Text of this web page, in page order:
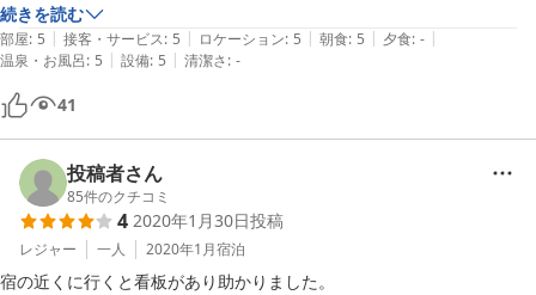
本当に良くしていただいて感謝しかございません。初めての静岡の旅で
したがとてもいい思い出になりました。
ありがとうございました。また来たいです(^-^)v
続きを読む
部屋: 5 | 接客・サービス: 5 | ロケーション: 5 | 朝食: 5 | 夕食: - |
温泉・お風呂: 5 | 設備: 5 | 清潔さ: -
41
投稿者さん
85件のクチコミ
4 2020年1月30日投稿
レジャー 一人 2020年1月宿泊
宿の近くに行くと看板があり助かりました。